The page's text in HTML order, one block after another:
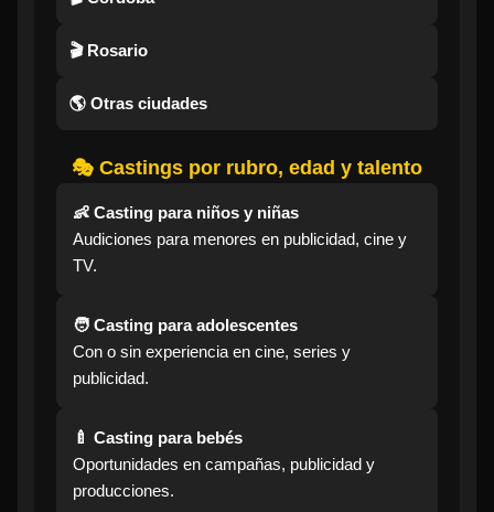
🎬 Rosario
🌎 Otras ciudades
🎭 Castings por rubro, edad y talento
👶 Casting para niños y niñas
Audiciones para menores en publicidad, cine y
TV.
🧑 Casting para adolescentes
Con o sin experiencia en cine, series y
publicidad.
🍼 Casting para bebés
Oportunidades en campañas, publicidad y
producciones.